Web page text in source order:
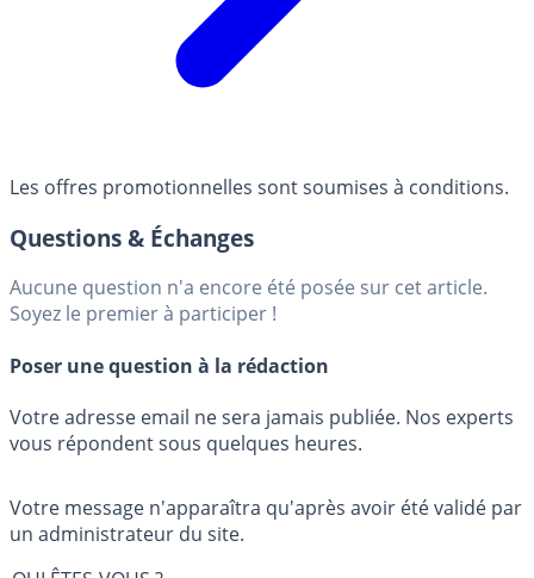
Les offres promotionnelles sont soumises à conditions.
Questions & Échanges
Aucune question n'a encore été posée sur cet article.
Soyez le premier à participer !
Poser une question à la rédaction
Votre adresse email ne sera jamais publiée. Nos experts
vous répondent sous quelques heures.
Votre message n'apparaîtra qu'après avoir été validé par
un administrateur du site.